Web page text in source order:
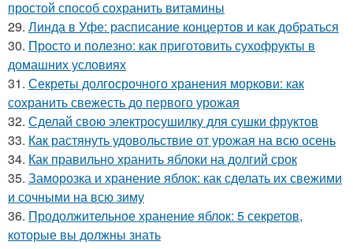
простой способ сохранить витамины
29. Линда в Уфе: расписание концертов и как добраться
30. Просто и полезно: как приготовить сухофрукты в
домашних условиях
31. Секреты долгосрочного хранения моркови: как
сохранить свежесть до первого урожая
32. Сделай свою электросушилку для сушки фруктов
33. Как растянуть удовольствие от урожая на всю осень
34. Как правильно хранить яблоки на долгий срок
35. Заморозка и хранение яблок: как сделать их свежими
и сочными на всю зиму
36. Продолжительное хранение яблок: 5 секретов,
которые вы должны знать